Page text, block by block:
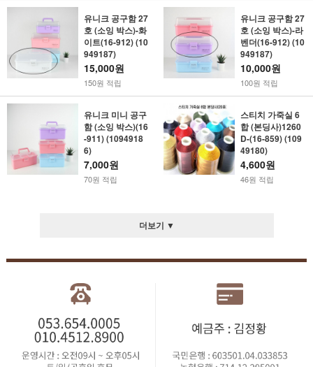
유니크 공구함 27
호 (소잉 박스)-화
이트(16-912) (10
949187)
15,000원
150원 적립
유니크 공구함 27
호 (소잉 박스)-라
벤더(16-912) (10
949187)
10,000원
100원 적립
유니크 미니 공구
함 (소잉 박스)(16
-911) (1094918
6)
7,000원
70원 적립
스티치 가죽실 6
합 (본딩사)1260
D-(16-859) (109
49180)
4,600원
46원 적립
더보기 ▼